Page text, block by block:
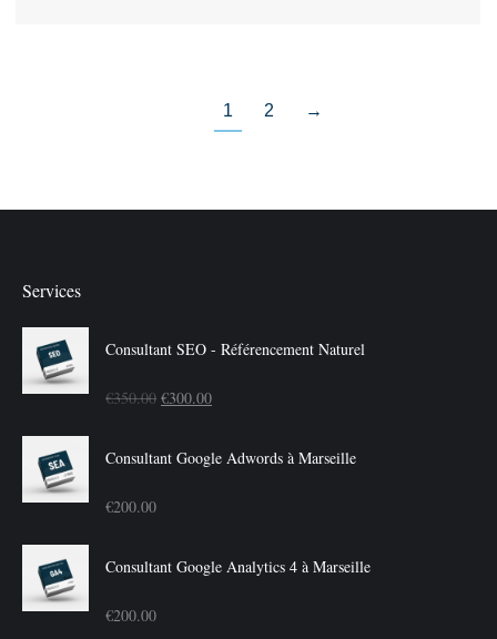
1 2 →
Services
Consultant SEO - Référencement Naturel
€350.00 Le
€350.00.
€300.00Le
€300.00.
Consultant Google Adwords à Marseille
€200.00
Consultant Google Analytics 4 à Marseille
€200.00